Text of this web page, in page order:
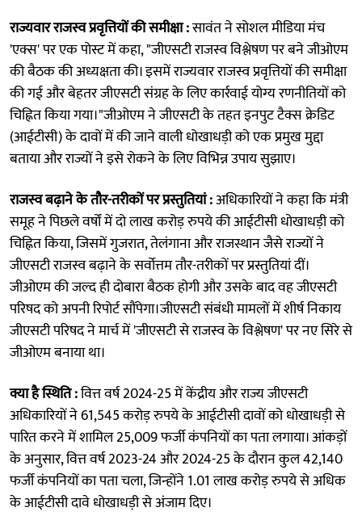
राज्यवार राजस्व प्रवृत्तियों की समीक्षा :सावंत ने सोशल मीडिया मंच
'एक्स' पर एक पोस्ट में कहा, "जीएसटी राजस्व विश्लेषण पर बने जीओएम
की बैठक की अध्यक्षता की। इसमें राज्यवार राजस्व प्रवृत्तियों की समीक्षा
की गई और बेहतर जीएसटी संग्रह के लिए कार्रवाई योग्य रणनीतियों को
चिह्नित किया गया।"जीओएम ने जीएसटी के तहत इनपुट टैक्स क्रेडिट
(आईटीसी) के दावों में की जाने वाली धोखाधड़ी को एक प्रमुख मुद्दा
बताया और राज्यों ने इसे रोकने के लिए विभिन्न उपाय सुझाए।
राजस्व बढ़ाने के तौर-तरीकों पर प्रस्तुतियां :अधिकारियों ने कहा कि मंत्री
समूह ने पिछले वर्षों में दो लाख करोड़ रुपये की आईटीसी धोखाधड़ी को
चिह्नित किया, जिसमें गुजरात, तेलंगाना और राजस्थान जैसे राज्यों ने
जीएसटी राजस्व बढ़ाने के सर्वोत्तम तौर-तरीकों पर प्रस्तुतियां दीं।
जीओएम की जल्द ही दोबारा बैठक होगी और उसके बाद वह जीएसटी
परिषद को अपनी रिपोर्ट सौंपेगा।जीएसटी संबंधी मामलों में शीर्ष निकाय
जीएसटी परिषद ने मार्च में 'जीएसटी से राजस्व के विश्लेषण' पर नए सिरे से
जीओएम बनाया था।
क्या है स्थिति :वित्त वर्ष 2024-25 में केंद्रीय और राज्य जीएसटी
अधिकारियों ने 61,545 करोड़ रुपये के आईटीसी दावों को धोखाधड़ी से
पारित करने में शामिल 25,009 फर्जी कंपनियों का पता लगाया। आंकड़ों
के अनुसार, वित्त वर्ष 2023-24 और 2024-25 के दौरान कुल 42,140
फर्जी कंपनियों का पता चला, जिन्होंने 1.01 लाख करोड़ रुपये से अधिक
के आईटीसी दावे धोखाधड़ी से अंजाम दिए।